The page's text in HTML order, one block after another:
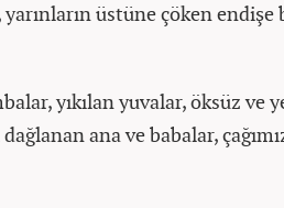
yarınların üstüne çöken
yıkılan yuvalar, öksüz ve
ana ve babalar,